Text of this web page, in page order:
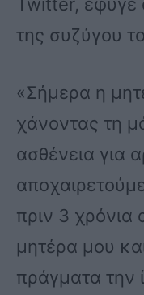
της συζύγου
«Σήμερα η
χάνοντας τη
ασθένεια για
πριν 3 χρόνια
μητέρα μου
πράγματα την